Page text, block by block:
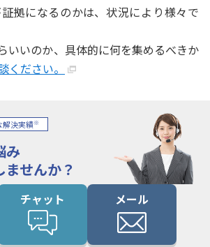
拠になるのかは、状況により様々で
いいのか、具体的に何を集めるべきか
ください。
解決実績※
み
せんか？
チャット メール